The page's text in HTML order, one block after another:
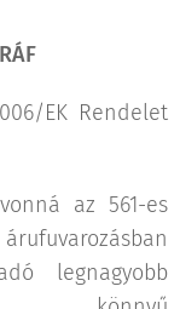
EK Rendelet
az 561-es
legnagyobb